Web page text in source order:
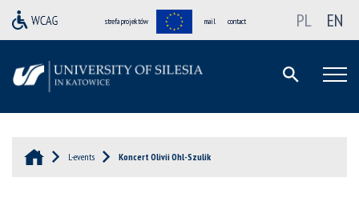
strefa projektów mail contact PL EN
L-events Koncert Olivii Ohl-Szulik